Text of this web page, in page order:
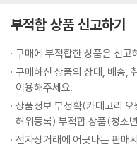
이 코너에서는 총 4개의 구
스 안에 제시 됩니다. 이 4개
에 알맞게 찾아서 직접 문장을
(7) Planning Your
해당 Unit의 주제와 관련된
부적합 상품 신고하기
구매에 부적합한 상품은 신고
구매하신 상품의 상태, 배송,
이용해주세요.
상품정보 부정확(카테고리
허위등록) 부적합 상품(청소
전자상거래에 어긋나는 판매